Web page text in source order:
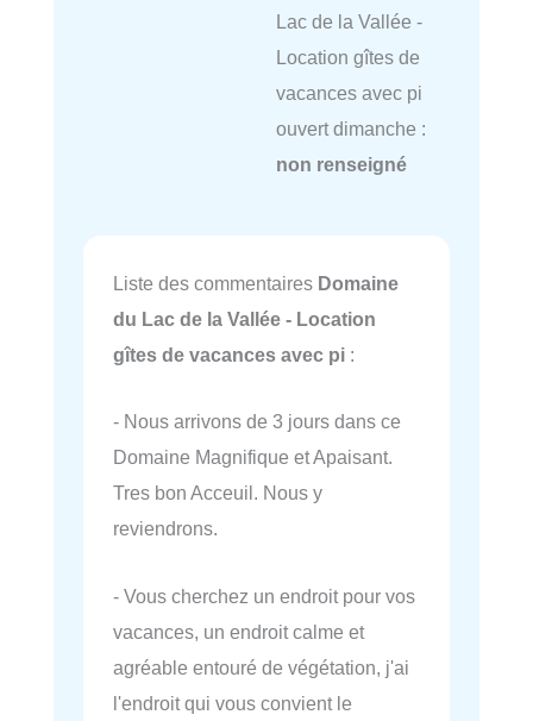
Lac de la Vallée -
Location gîtes de
vacances avec pi
ouvert dimanche :
non renseigné
Liste des commentaires Domaine
du Lac de la Vallée - Location
gîtes de vacances avec pi :
- Nous arrivons de 3 jours dans ce
Domaine Magnifique et Apaisant.
Tres bon Acceuil. Nous y
reviendrons.
- Vous cherchez un endroit pour vos
vacances, un endroit calme et
agréable entouré de végétation, j'ai
l'endroit qui vous convient le